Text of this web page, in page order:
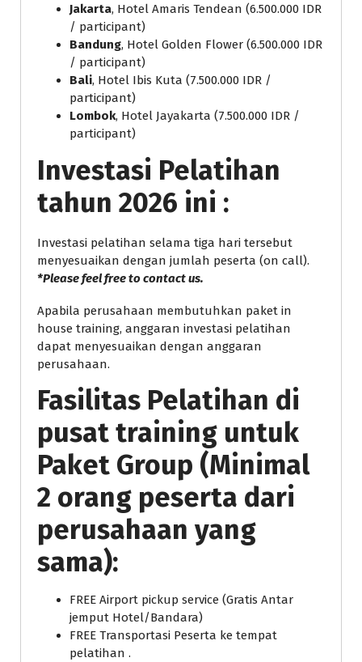
Jakarta, Hotel Amaris Tendean (6.500.000 IDR
/ participant)
Bandung, Hotel Golden Flower (6.500.000 IDR
/ participant)
Bali, Hotel Ibis Kuta (7.500.000 IDR /
participant)
Lombok, Hotel Jayakarta (7.500.000 IDR /
participant)
Investasi Pelatihan
tahun 2026 ini :
Investasi pelatihan selama tiga hari tersebut
menyesuaikan dengan jumlah peserta (on call).
*Please feel free to contact us.
Apabila perusahaan membutuhkan paket in
house training, anggaran investasi pelatihan
dapat menyesuaikan dengan anggaran
perusahaan.
Fasilitas Pelatihan di
pusat training untuk
Paket Group (Minimal
2 orang peserta dari
perusahaan yang
sama):
FREE Airport pickup service (Gratis Antar
jemput Hotel/Bandara)
FREE Transportasi Peserta ke tempat
pelatihan .